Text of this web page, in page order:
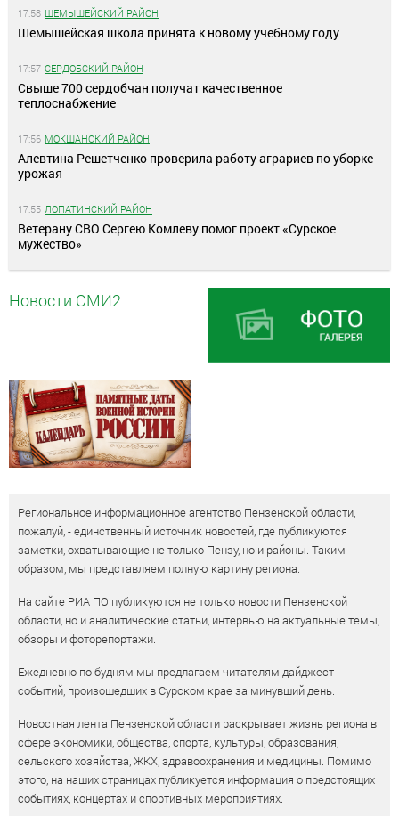
17:58 ШЕМЫШЕЙСКИЙ РАЙОН
Шемышейская школа принята к новому учебному году
17:57 СЕРДОБСКИЙ РАЙОН
Свыше 700 сердобчан получат качественное
теплоснабжение
17:56 МОКШАНСКИЙ РАЙОН
Алевтина Решетченко проверила работу аграриев по уборке
урожая
17:55 ЛОПАТИНСКИЙ РАЙОН
Ветерану СВО Сергею Комлеву помог проект «Сурское
мужество»
Новости СМИ2
Региональное информационное агентство Пензенской области,
пожалуй, - единственный источник новостей, где публикуются
заметки, охватывающие не только Пензу, но и районы. Таким
образом, мы представляем полную картину региона.
На сайте РИА ПО публикуются не только новости Пензенской
области, но и аналитические статьи, интервью на актуальные темы,
обзоры и фоторепортажи.
Ежедневно по будням мы предлагаем читателям дайджест
событий, произошедших в Сурском крае за минувший день.
Новостная лента Пензенской области раскрывает жизнь региона в
сфере экономики, общества, спорта, культуры, образования,
сельского хозяйства, ЖКХ, здравоохранения и медицины. Помимо
этого, на наших страницах публикуется информация о предстоящих
событиях, концертах и спортивных мероприятиях.